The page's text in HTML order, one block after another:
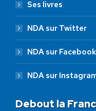
Ses livres
NDA sur Twitter
NDA sur Facebook
NDA sur
Debout la